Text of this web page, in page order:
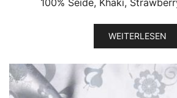
100% Seide, Khaki,
WEITERLESEN